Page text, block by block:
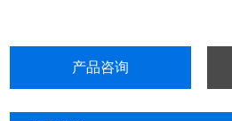
产品咨询